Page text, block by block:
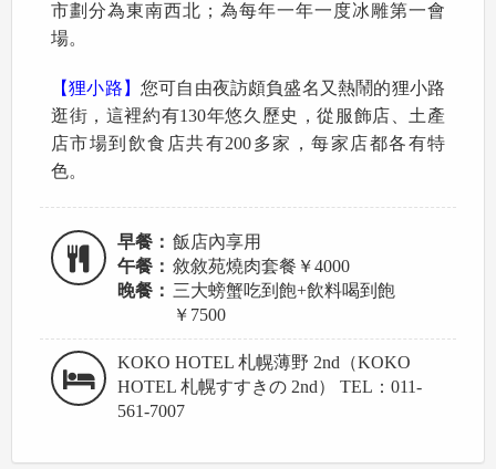
市劃分為東南西北；為每年一年一度冰雕第一會
場。
【狸小路】 您可自由夜訪頗負盛名又熱鬧的狸小路
逛街，這裡約有130年悠久歷史，從服飾店、土產
店市場到飲食店共有200多家，每家店都各有特
色。
早餐： 飯店內享用
午餐： 敘敘苑燒肉套餐￥4000
晚餐： 三大螃蟹吃到飽+飲料喝到飽
￥7500
KOKO HOTEL 札幌薄野 2nd（KOKO
HOTEL 札幌すすきの 2nd） TEL：011-
561-7007